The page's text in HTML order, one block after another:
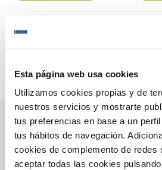
Esta página web usa cookies
Utilizamos cookies propias y de
nuestros servicios y mostrarte
tus preferencias en base a un
tus hábitos de navegación.
cookies de complemento de
aceptar todas las cookies pulsando
Gestiones Online